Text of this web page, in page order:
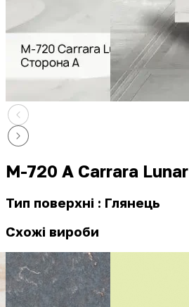
M-720 A Carrara Lunar
Тип поверхні : Глянець
Схожі вироби